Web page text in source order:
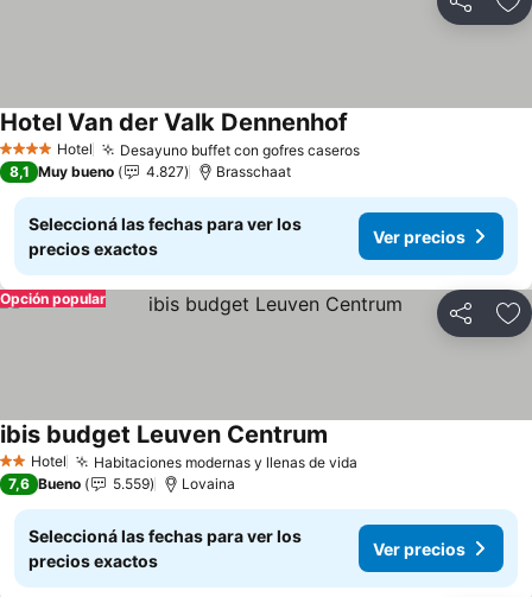
Compartir
4 EstrellasHotel Desayuno buffet con gofres caserosVer precios
Hotel Van der Valk Dennenhof
8,1 Muy bueno 4.827 Brasschaat
Seleccioná las fechas para ver los
precios exactos
Ver precios
Compartir
Opción popular
2 Estrellas
Hotel Habitaciones modernas y llenas de vida
ibis budget Leuven Centrum
7,6 Bueno 5.559 Lovaina
Seleccioná las fechas para ver los
precios exactos
Ver precios